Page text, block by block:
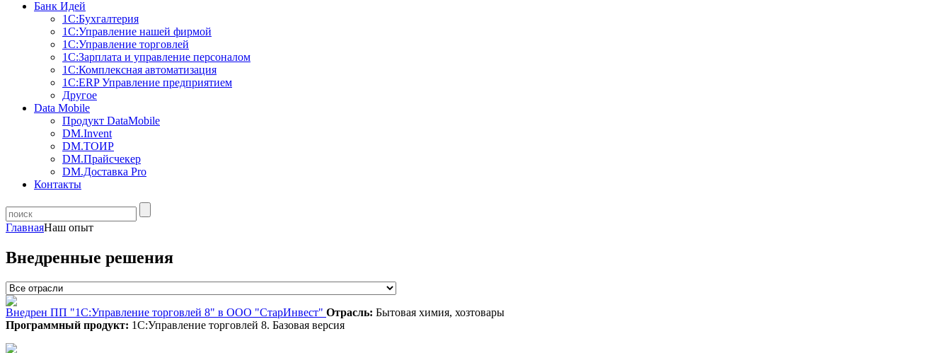
Банк Идей
1С:Бухгалтерия
1С:Управление нашей фирмой
1С:Управление торговлей
1С:Зарплата и управление персоналом
1С:Комплексная автоматизация
1С:ERP Управление предприятием
Другое
Data Mobile
Продукт DataMobile
DM.Invent
DM.ТОИР
DM.Прайсчекер
DM.Доставка Pro
Контакты
ГлавнаяНаш опыт
Внедренные решения
Внедрен ПП "1C:Управление торговлей 8" в ООО "СтарИнвест" Отрасль: Бытовая химия, хозтовары
Программный продукт: 1С:Управление торговлей 8. Базовая версия